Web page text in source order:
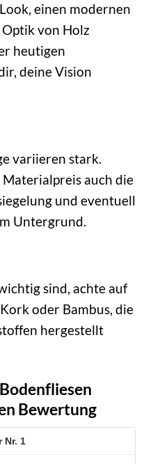
einen modernen
von Holz
heutigen
deine Vision
variieren stark.
auch die
und eventuell
Untergrund.
sind, achte auf
oder Bambus, die
hergestellt
Bewertung
1